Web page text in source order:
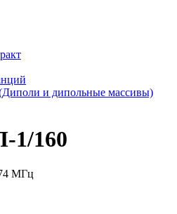
и дипольные массивы)
1/160
МГц